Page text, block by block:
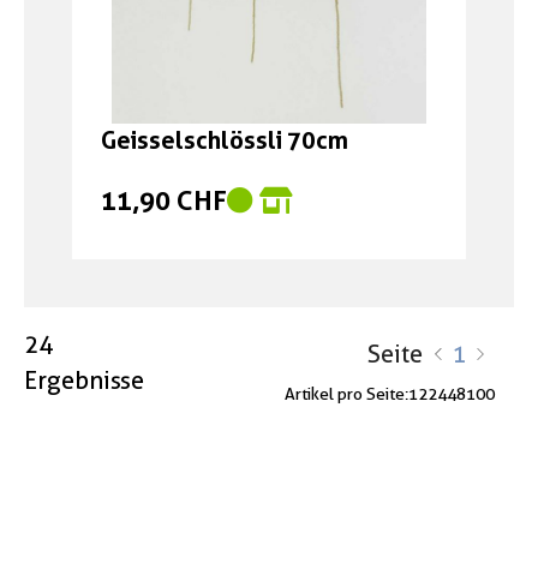
Geisselschlössli 70cm
11,90 CHF
24
Ergebnisse
Seite 1
Artikel pro Seite:122448100